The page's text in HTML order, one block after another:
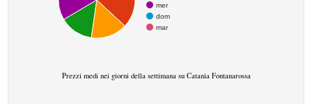
mer
dom
mar
Prezzi medi nei giorni della settimana su Catania Fontanarossa